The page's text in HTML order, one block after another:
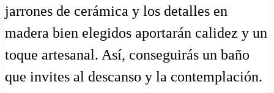
jarrones de cerámica y los detalles en
madera bien elegidos aportarán calidez y un
toque artesanal. Así, conseguirás un baño
que invites al descanso y la contemplación.